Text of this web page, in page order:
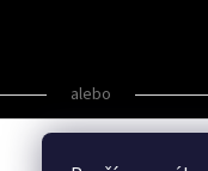
alebo
Prihlásiť sa cez Google